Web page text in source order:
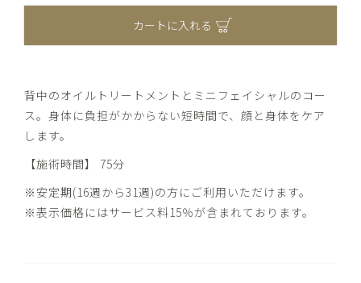
カートに入れる
背中のオイルトリートメントとミニフェイシャルのコー
ス。身体に負担がかからない短時間で、顔と身体をケア
します。
【施術時間】 75分
※安定期(16週から31週)の方にご利用いただけます。
※表示価格にはサービス料15％が含まれております。